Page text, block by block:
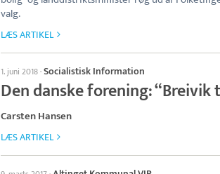
valg.
LÆS ARTIKEL
1. juni 2018·Socialistisk Information
Den danske forening:
Carsten Hansen
LÆS ARTIKEL